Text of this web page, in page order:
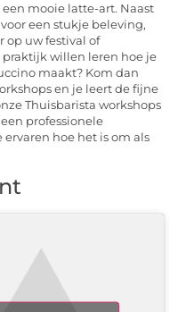
mooie latte-art. Naast
een stukje beleving,
op uw festival of
willen leren hoe je
maakt? Kom dan
en je leert de fijne
Thuisbarista workshops
professionele
hoe het is om als